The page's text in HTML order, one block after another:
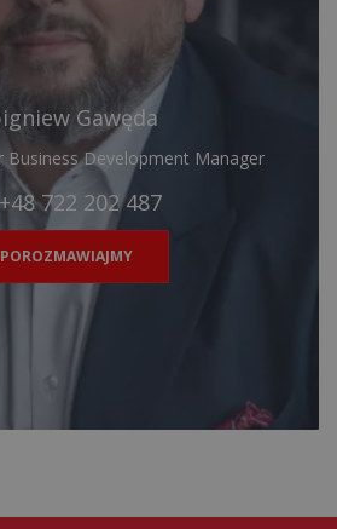
Gawęda
Business Development Manager
722 202 487
POROZMAWIAJMY